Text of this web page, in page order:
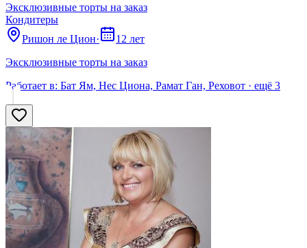
Эксклюзивные торты на заказ
Кондитеры
Ришон ле Цион·
12 лет
Эксклюзивные торты на заказ
Работает в: Бат Ям, Нес Циона, Рамат Ган, Реховот · ещё 3